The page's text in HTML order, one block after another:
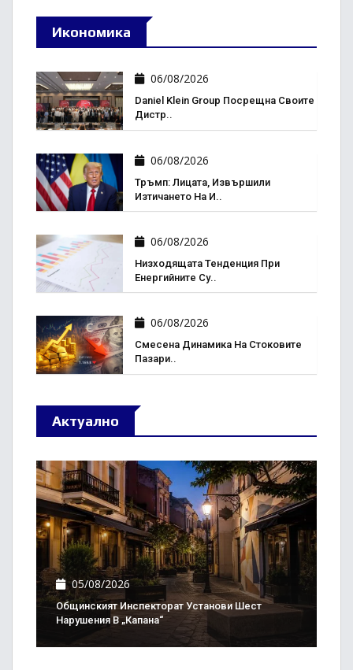
Икономика
06/08/2026
Daniel Klein Group Посрещна Своите
Дистр..
06/08/2026
Тръмп: Лицата, Извършили
Изтичането На И..
06/08/2026
Низходящата Тенденция При
Енергийните Су..
06/08/2026
Смесена Динамика На Стоковите
Пазари..
Актуално
05/08/2026
Общинският Инспекторат Установи Шест
Нарушения В „Капана“